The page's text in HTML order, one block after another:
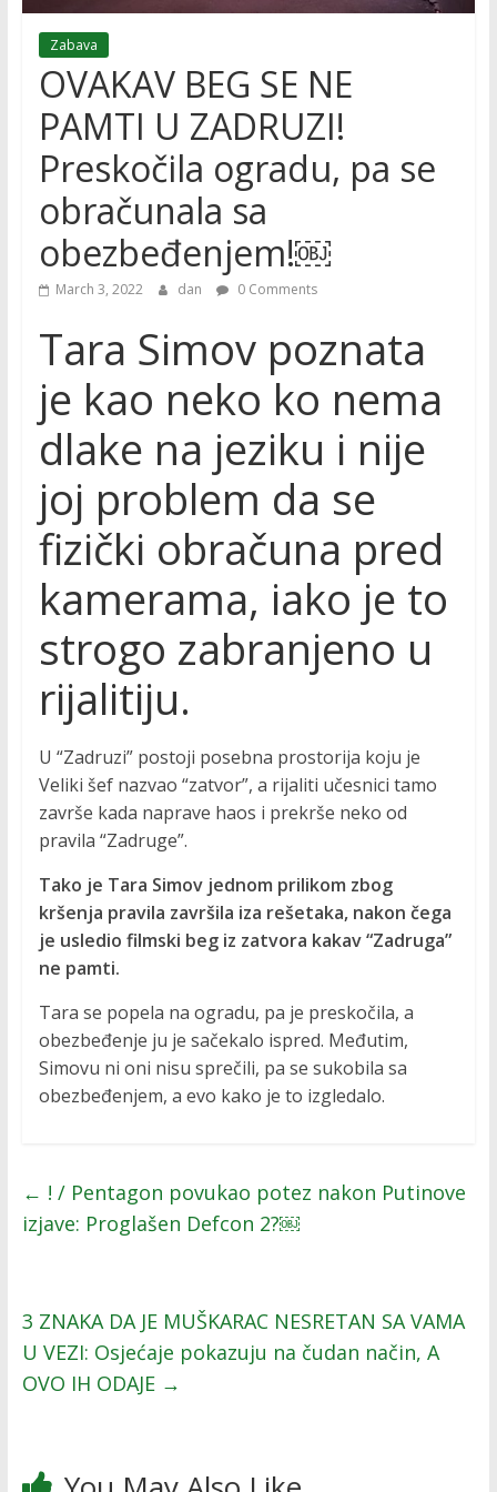
Zabava
OVAKAV BEG SE NE
PAMTI U ZADRUZI!
Preskočila ogradu, pa se
obračunala sa
obezbeđenjem!￼
March 3, 2022 dan 0 Comments
Tara Simov poznata
je kao neko ko nema
dlake na jeziku i nije
joj problem da se
fizički obračuna pred
kamerama, iako je to
strogo zabranjeno u
rijalitiju.
U “Zadruzi” postoji posebna prostorija koju je
Veliki šef nazvao “zatvor”, a rijaliti učesnici tamo
završe kada naprave haos i prekrše neko od
pravila “Zadruge”.
Tako je Tara Simov jednom prilikom zbog
kršenja pravila završila iza rešetaka, nakon čega
je usledio filmski beg iz zatvora kakav “Zadruga”
ne pamti.
Tara se popela na ogradu, pa je preskočila, a
obezbeđenje ju je sačekalo ispred. Međutim,
Simovu ni oni nisu sprečili, pa se sukobila sa
obezbeđenjem, a evo kako je to izgledalo.
← ! / Pentagon povukao potez nakon Putinove
izjave: Proglašen Defcon 2?￼
3 ZNAKA DA JE MUŠKARAC NESRETAN SA VAMA
U VEZI: Osjećaje pokazuju na čudan način, A
OVO IH ODAJE →